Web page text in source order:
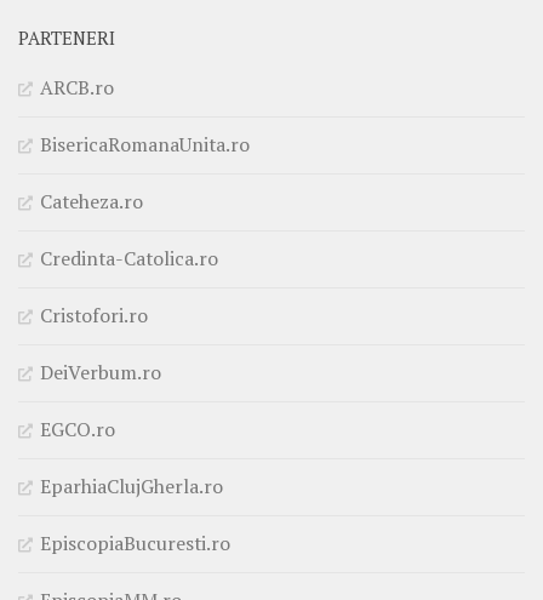
PARTENERI
ARCB.ro
BisericaRomanaUnita.ro
Cateheza.ro
Credinta-Catolica.ro
Cristofori.ro
DeiVerbum.ro
EGCO.ro
EparhiaClujGherla.ro
EpiscopiaBucuresti.ro